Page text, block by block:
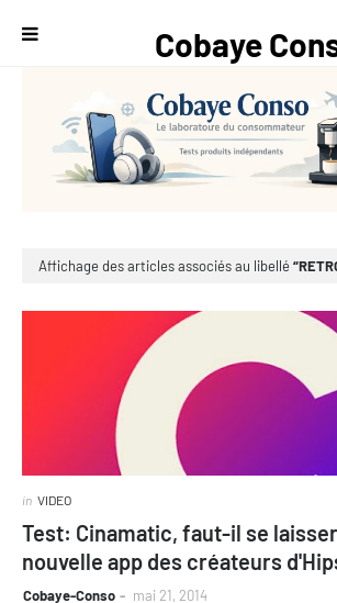
Cobaye
— Le
laboratoire
Affichage des articles associés au libellé
in VIDEO
Test: Cinamatic, faut-il se
nouvelle app des créateurs
Cobaye-Conso
mai 21, 2014